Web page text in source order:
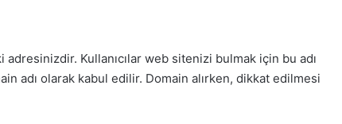
Kullanıcılar web sitenizi bulmak için bu adı
adı olarak kabul edilir. Domain alırken, dikkat edilmesi